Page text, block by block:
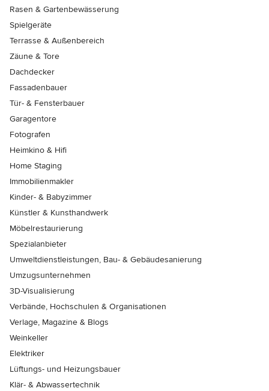
Rasen & Gartenbewässerung
Spielgeräte
Terrasse & Außenbereich
Zäune & Tore
Dachdecker
Fassadenbauer
Tür- & Fensterbauer
Garagentore
Fotografen
Heimkino & Hifi
Home Staging
Immobilienmakler
Kinder- & Babyzimmer
Künstler & Kunsthandwerk
Möbelrestaurierung
Spezialanbieter
Umweltdienstleistungen, Bau- & Gebäudesanierung
Umzugsunternehmen
3D-Visualisierung
Verbände, Hochschulen & Organisationen
Verlage, Magazine & Blogs
Weinkeller
Elektriker
Lüftungs- und Heizungsbauer
Klär- & Abwassertechnik